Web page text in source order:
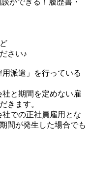
さい♪
派遣」を行っている
と期間を定めない雇
きます。
での正社員雇用とな
間が発生した場合でも